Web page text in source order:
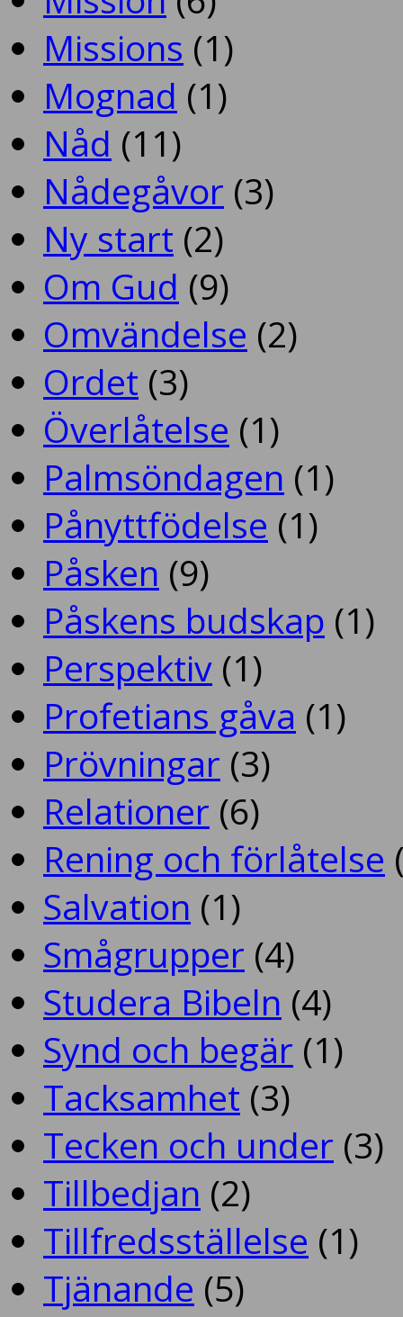
Missions (1)
Mognad (1)
Nåd (11)
Nådegåvor (3)
Ny start (2)
Om Gud (9)
Omvändelse (2)
Ordet (3)
Överlåtelse (1)
Palmsöndagen (1)
Pånyttfödelse (1)
Påsken (9)
Påskens budskap (1)
Perspektiv (1)
Profetians gåva (1)
Prövningar (3)
Relationer (6)
Rening och förlåtelse
Salvation (1)
Smågrupper (4)
Studera Bibeln (4)
Synd och begär (1)
Tacksamhet (3)
Tecken och under (3)
Tillbedjan (2)
Tillfredsställelse (1)
Tjänande (5)